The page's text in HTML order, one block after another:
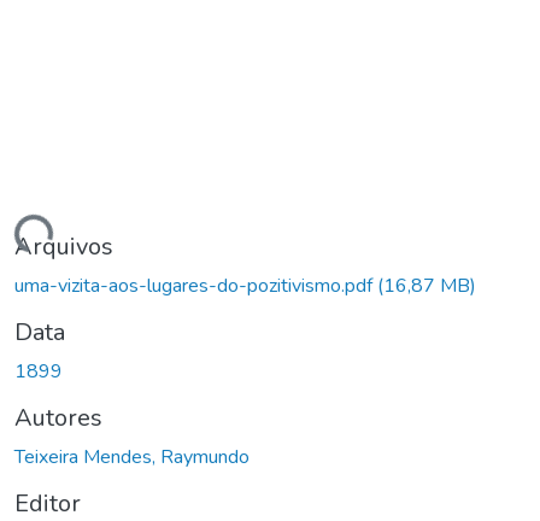
Arquivos
uma-vizita-aos-lugares-do-pozitivismo.pdf(16,87 MB)
Data
1899
Autores
Teixeira Mendes, Raymundo
Editor